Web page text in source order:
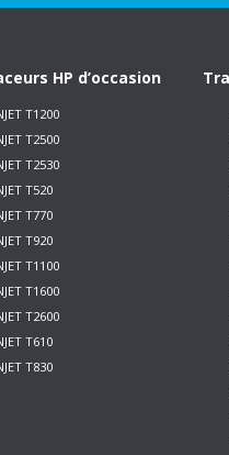
HP d’occasion
T1200
T2500
T2530
T520
T770
T920
T1100
T1600
T2600
T610
T830